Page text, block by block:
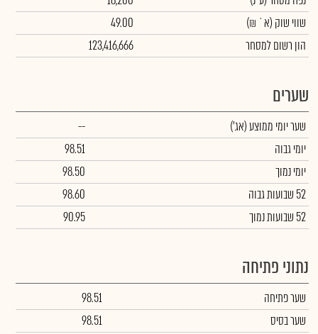
שווי שוק (א` ₪)
49.00
הון רשום למסחר
123,416,666
שערים
שער יומי ממוצע(אג')
--
יומי גבוה
98.51
יומי נמוך
98.50
52 שבועות גבוה
98.60
52 שבועות נמוך
90.95
נתוני פתיחה
שער פתיחה
98.51
שער בסיס
98.51